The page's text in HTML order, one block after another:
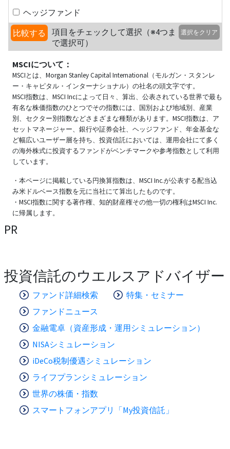
ヘッジファンド
比較する
項目をチェックして選択（※4つま
で選択可）
選択をクリア
MSCIについて：
MSCIとは、Morgan Stanley Capital International（モルガン・スタンレ
ー・キャピタル・インターナショナル）の社名の頭文字です。
MSCI指数は、MSCI Incによって日々、算出、公表されている世界で最も
有名な株価指数のひとつでその指数には、国別および地域別、産業
別、セクター別指数などさまざまな種類があります。MSCI指数は、ア
セットマネージャー、銀行や証券会社、ヘッジファンド、年金基金な
ど幅広いユーザー層を持ち、投資信託においては、運用会社にて多く
の海外株式に投資するファンドがベンチマークや参考指数として利用
しています。
・本ページに掲載している円換算指数は、MSCI Inc.が公表する配当込
み米ドルベース指数を元に当社にて算出したものです。
・MSCI指数に関する著作権、知的財産権その他一切の権利はMSCI Inc.
に帰属します。
PR
投資信託のウエルスアドバイザー
ファンド詳細検索
特集・セミナー
ファンドニュース
金融電卓（資産形成・運用シミュレーション）
NISAシミュレーション
iDeCo税制優遇シミュレーション
ライフプランシミュレーション
世界の株価・指数
スマートフォンアプリ「My投資信託」